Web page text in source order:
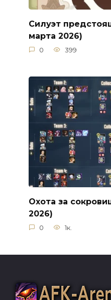
Силуэт
марта 2026)
0 399
Охота за
2026)
0 1к.